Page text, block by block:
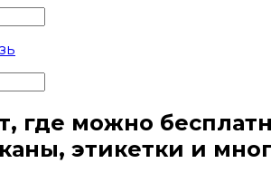
где можно
этикетки и